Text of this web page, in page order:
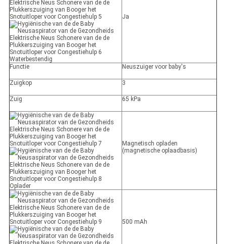
Waterbestendig
Ja
Functie Neuszuiger voor baby's
Zuigkop 3
Zuig 65 kPa
Oplader
Magnetisch opladen
(magnetische oplaadbasis)
500 mAh